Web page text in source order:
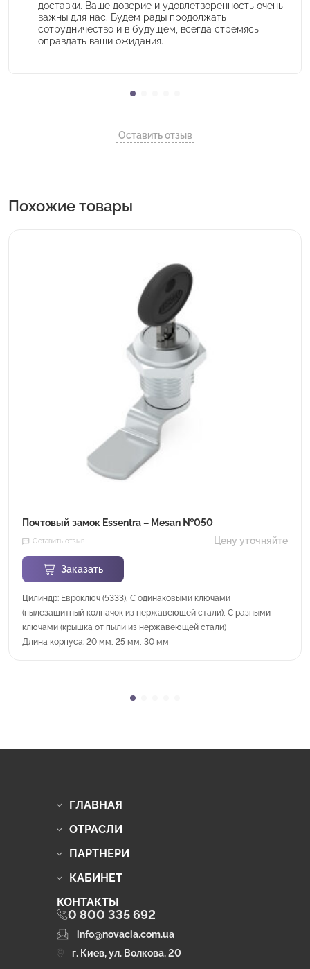
доставки. Ваше доверие и удовлетворенность очень
важны для нас. Будем рады продолжать
сотрудничество и в будущем, всегда стремясь
оправдать ваши ожидания.
Оставить отзыв
Похожие товары
Почтовый замок Essentra – Mesan №050
Оставить отзыв Цену уточняйте
Заказать
Цилиндр: Евроключ (5333), С одинаковыми ключами
(пылезащитный колпачок из нержавеющей стали), С разными
ключами (крышка от пыли из нержавеющей стали)
Длина корпуса: 20 мм, 25 мм, 30 мм
ГЛАВНАЯ
ОТРАСЛИ
ПАРТНЕРИ
КАБИНЕТ
КОНТАКТЫ
0 800 335 692
info@novacia.com.ua
г. Киев, ул. Волкова, 20